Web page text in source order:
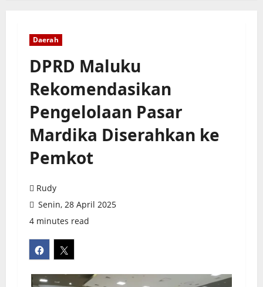
Daerah
DPRD Maluku
Rekomendasikan
Pengelolaan Pasar
Mardika Diserahkan ke
Pemkot
Rudy
Senin, 28 April 2025
4 minutes read